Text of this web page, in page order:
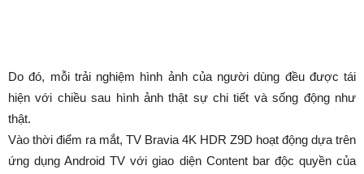
Do đó, mỗi trải nghiệm hình ảnh của người dùng đều được tái
hiện với chiều sau hình ảnh thật sự chi tiết và sống động như
thật.
Vào thời điểm ra mắt, TV Bravia 4K HDR Z9D hoạt động dựa trên
ứng dụng Android TV với giao diện Content bar độc quyền của